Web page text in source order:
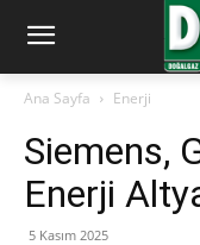
Ana Sayfa Enerji
Siemens,
Enerji
5 Kasım 2025